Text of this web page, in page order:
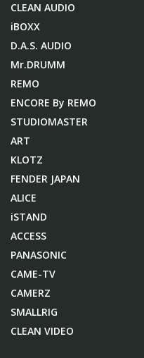
CLEAN AUDIO
iBOXX
D.A.S. AUDIO
Mr.DRUMM
REMO
ENCORE By REMO
STUDIOMASTER
ART
KLOTZ
FENDER JAPAN
ALICE
iSTAND
ACCESS
PANASONIC
CAME-TV
CAMERZ
SMALLRIG
CLEAN VIDEO